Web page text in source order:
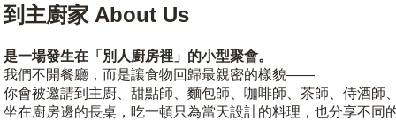
到主廚家 About Us
是一場發生在「別人廚房裡」的小型聚會。
我們不開餐廳，而是讓食物回歸最親密的樣貌——
你會被邀請到主廚、甜點師、麵包師、咖啡師、茶師、侍酒
坐在廚房邊的長桌，吃一頓只為當天設計的料理，也分享不同